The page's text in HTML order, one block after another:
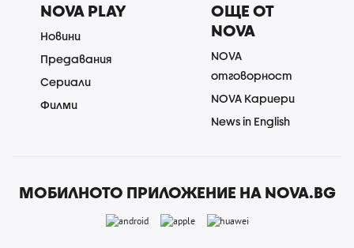
NOVA PLAY
Новини
Предавания
Сериали
Филми
ОЩЕ ОТ
NOVA
NOVA
отговорност
NOVA Кариери
News in English
МОБИЛНОТО ПРИЛОЖЕНИЕ НА NOVA.BG